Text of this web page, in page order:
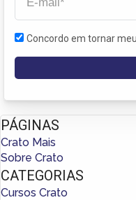
Concordo em tornar
PÁGINAS
Crato Mais
Sobre Crato
CATEGORIAS
Cursos Crato